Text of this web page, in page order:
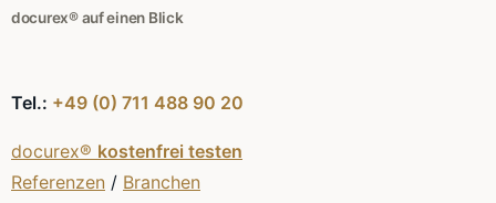
docurex® auf einen Blick
Tel.: +49 (0) 711 488 90 20
docurex® kostenfrei testen
Referenzen / Branchen